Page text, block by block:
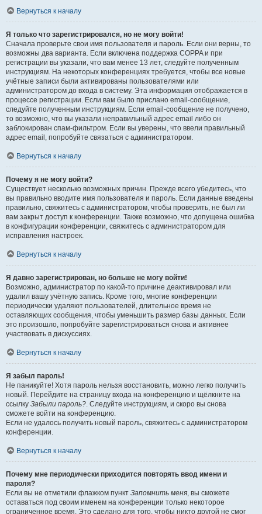
Вернуться к началу
Я только что зарегистрировался, но не могу войти!
Сначала проверьте свои имя пользователя и пароль. Если они верны, то
возможны два варианта. Если включена поддержка COPPA и при
регистрации вы указали, что вам менее 13 лет, следуйте полученным
инструкциям. На некоторых конференциях требуется, чтобы все новые
учётные записи были активированы пользователями или
администратором до входа в систему. Эта информация отображается в
процессе регистрации. Если вам было прислано email-сообщение,
следуйте полученным инструкциям. Если email-сообщение не получено,
то возможно, что вы указали неправильный адрес email либо он
заблокирован спам-фильтром. Если вы уверены, что ввели правильный
адрес email, попробуйте связаться с администратором.
Вернуться к началу
Почему я не могу войти?
Существует несколько возможных причин. Прежде всего убедитесь, что
вы правильно вводите имя пользователя и пароль. Если данные введены
правильно, свяжитесь с администратором, чтобы проверить, не был ли
вам закрыт доступ к конференции. Также возможно, что допущена ошибка
в конфигурации конференции, свяжитесь с администратором для
исправления настроек.
Вернуться к началу
Я давно зарегистрирован, но больше не могу войти!
Возможно, администратор по какой-то причине деактивировал или
удалил вашу учётную запись. Кроме того, многие конференции
периодически удаляют пользователей, длительное время не
оставляющих сообщения, чтобы уменьшить размер базы данных. Если
это произошло, попробуйте зарегистрироваться снова и активнее
участвовать в дискуссиях.
Вернуться к началу
Я забыл пароль!
Не паникуйте! Хотя пароль нельзя восстановить, можно легко получить
новый. Перейдите на страницу входа на конференцию и щёлкните на
ссылку Забыли пароль?. Следуйте инструкциям, и скоро вы снова
сможете войти на конференцию.
Если не удалось получить новый пароль, свяжитесь с администратором
конференции.
Вернуться к началу
Почему мне периодически приходится повторять ввод имени и
пароля?
Если вы не отметили флажком пункт Запомнить меня, вы сможете
оставаться под своим именем на конференции только некоторое
ограниченное время. Это сделано для того, чтобы никто другой не смог